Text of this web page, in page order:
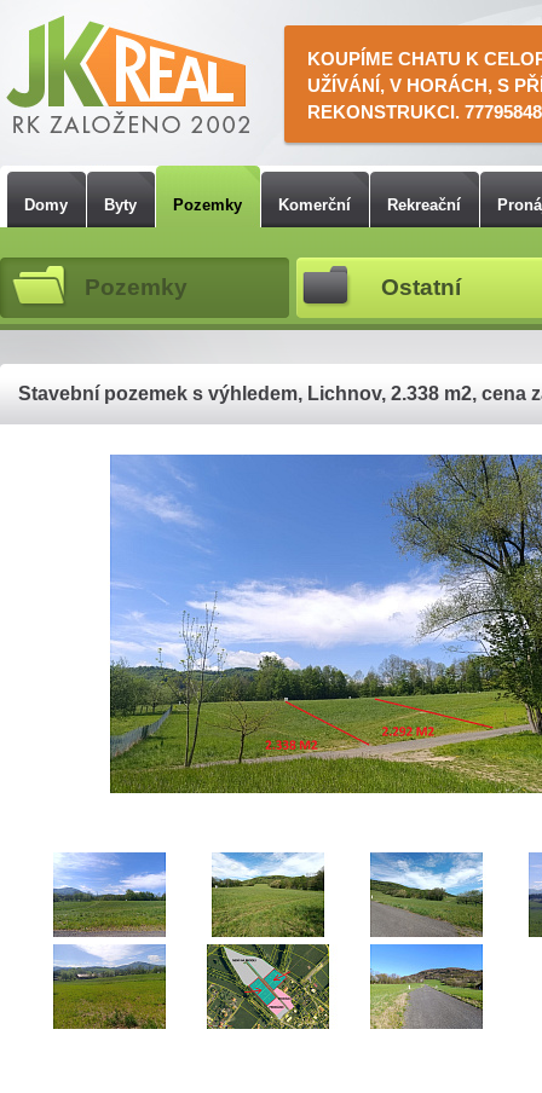
KOUPÍME CHATU K
UŽÍVÁNÍ, V HORÁCH, S
REKONSTRUKCI.
Domy Byty Pozemky Komerční Rekreační
Pozemky Ostatní
Stavební pozemek s výhledem, Lichnov, 2.338 m2, cena